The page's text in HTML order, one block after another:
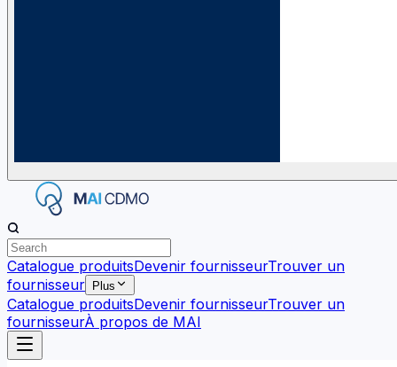
Catalogue produitsDevenir fournisseurTrouver un
fournisseur
Plus
Catalogue produitsDevenir fournisseurTrouver un
fournisseurÀ propos de MAI